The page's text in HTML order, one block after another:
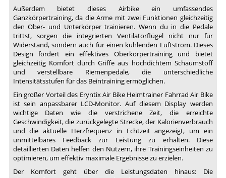
Außerdem bietet dieses Airbike ein umfassendes
Ganzkörpertraining, da die Arme mit zwei Funktionen gleichzeitig
den Ober- und Unterkörper trainieren. Wenn du in die Pedale
trittst, sorgen die integrierten Ventilatorflügel nicht nur für
Widerstand, sondern auch für einen kühlenden Luftstrom. Dieses
Design fördert ein effektives Oberkörpertraining und bietet
gleichzeitig Komfort durch Griffe aus hochdichtem Schaumstoff
und verstellbare Riemenpedale, die unterschiedliche
Intensitätsstufen für das Beintraining ermöglichen.
Ein großer Vorteil des Eryntix Air Bike Heimtrainer Fahrrad Air Bike
ist sein anpassbarer LCD-Monitor. Auf diesem Display werden
wichtige Daten wie die verstrichene Zeit, die erreichte
Geschwindigkeit, die zurückgelegte Strecke, der Kalorienverbrauch
und die aktuelle Herzfrequenz in Echtzeit angezeigt, um ein
unmittelbares Feedback zur Leistung zu erhalten. Diese
detaillierten Daten helfen den Nutzern, ihre Trainingseinheiten zu
optimieren, um effektiv maximale Ergebnisse zu erzielen.
Der Komfort geht über die Leistungsdaten hinaus: Die